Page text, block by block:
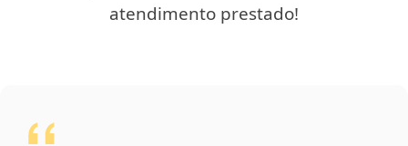
atendimento prestado!